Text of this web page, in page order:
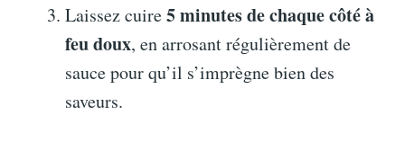
Laissez cuire5 minutes de chaque côté à
feu doux, en arrosant régulièrement de
sauce pour qu’il s’imprègne bien des
saveurs.